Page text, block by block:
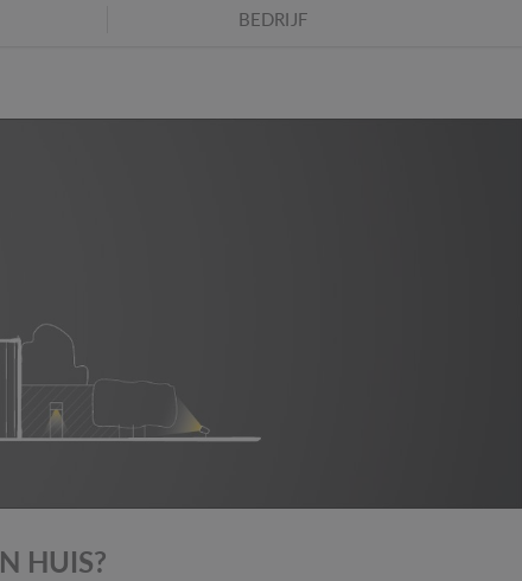
BEDRIJF
HUIS?